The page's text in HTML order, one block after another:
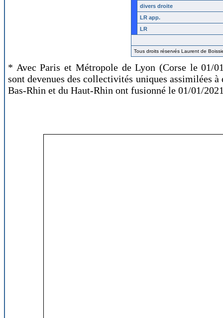
divers droite
LR app.
LR
Tous droits réservés Laurent de
* Avec Paris et Métropole de Lyon (Corse le 01/
sont devenues des collectivités uniques assimilées
Bas-Rhin et du Haut-Rhin ont fusionné le 01/01/